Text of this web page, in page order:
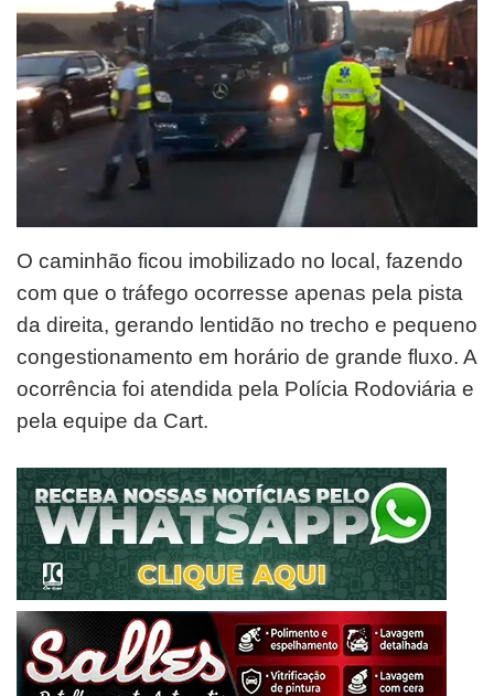
O caminhão ficou imobilizado no local, fazendo
com que o tráfego ocorresse apenas pela pista
da direita, gerando lentidão no trecho e pequeno
congestionamento em horário de grande fluxo. A
ocorrência foi atendida pela Polícia Rodoviária e
pela equipe da Cart.